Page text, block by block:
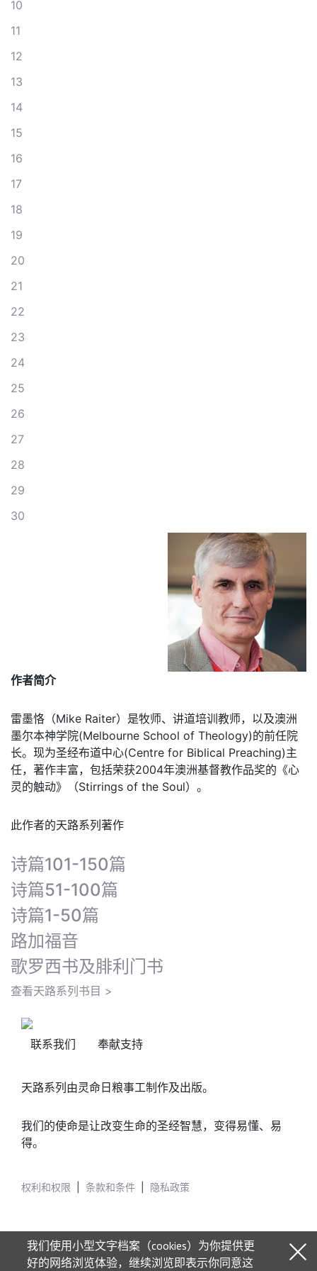
10
11
12
13
14
15
16
17
18
19
20
21
22
23
24
25
26
27
28
29
30
作者简介
雷墨恪（Mike Raiter）是牧师、讲道培训教师，以及澳洲
墨尔本神学院(Melbourne School of Theology)的前任院
长。现为圣经布道中心(Centre for Biblical Preaching)主
任，著作丰富，包括荣获2004年澳洲基督教作品奖的《心
灵的触动》（Stirrings of the Soul）。
此作者的天路系列著作
诗篇101-150篇
诗篇51-100篇
诗篇1-50篇
路加福音
歌罗西书及腓利门书
查看天路系列书目 >
联系我们 奉献支持
天路系列由灵命日粮事工制作及出版。
我们的使命是让改变生命的圣经智慧，变得易懂、易
得。
权利和权限 条款和条件 隐私政策
我们使用小型文字档案（cookies）为你提供更
好的网络浏览体验，继续浏览即表示你同意这